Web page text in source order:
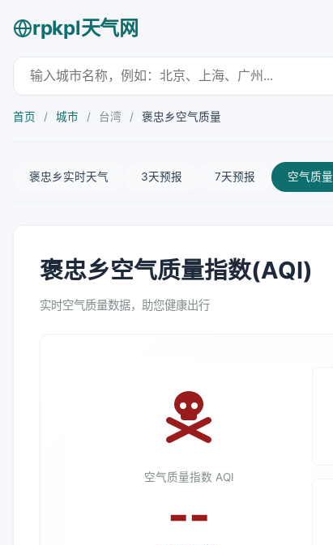
rpkpl天气网
首页 / 城市 / 台湾 / 褒忠乡空气质量
褒忠乡实时天气 3天预报 7天预报 空气质量
褒忠乡空气质量指数(AQI)
实时空气质量数据，助您健康出行
空气质量指数 AQI
--